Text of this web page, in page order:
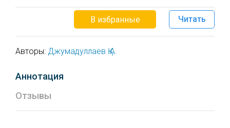
В избранные Читать
Авторы: Джумадуллаев Қ.А.
Аннотация
Отзывы